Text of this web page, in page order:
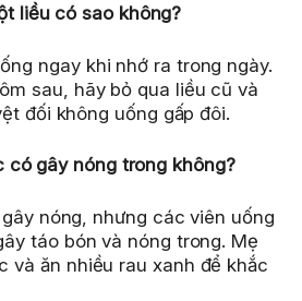
liều có sao không?
ngay khi nhớ ra trong ngày.
sau, hãy bỏ qua liều cũ và
đối không uống gấp đôi.
có gây nóng trong không?
nóng, nhưng các viên uống
táo bón và nóng trong. Mẹ
và ăn nhiều rau xanh để khắc